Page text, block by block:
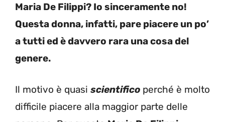
Maria De Filippi? Io sinceramente no!
Questa donna, infatti, pare piacere un po’
a tutti ed è davvero rara una cosa del
genere.
Il motivo è quasi scientifico perché è molto
difficile piacere alla maggior parte delle